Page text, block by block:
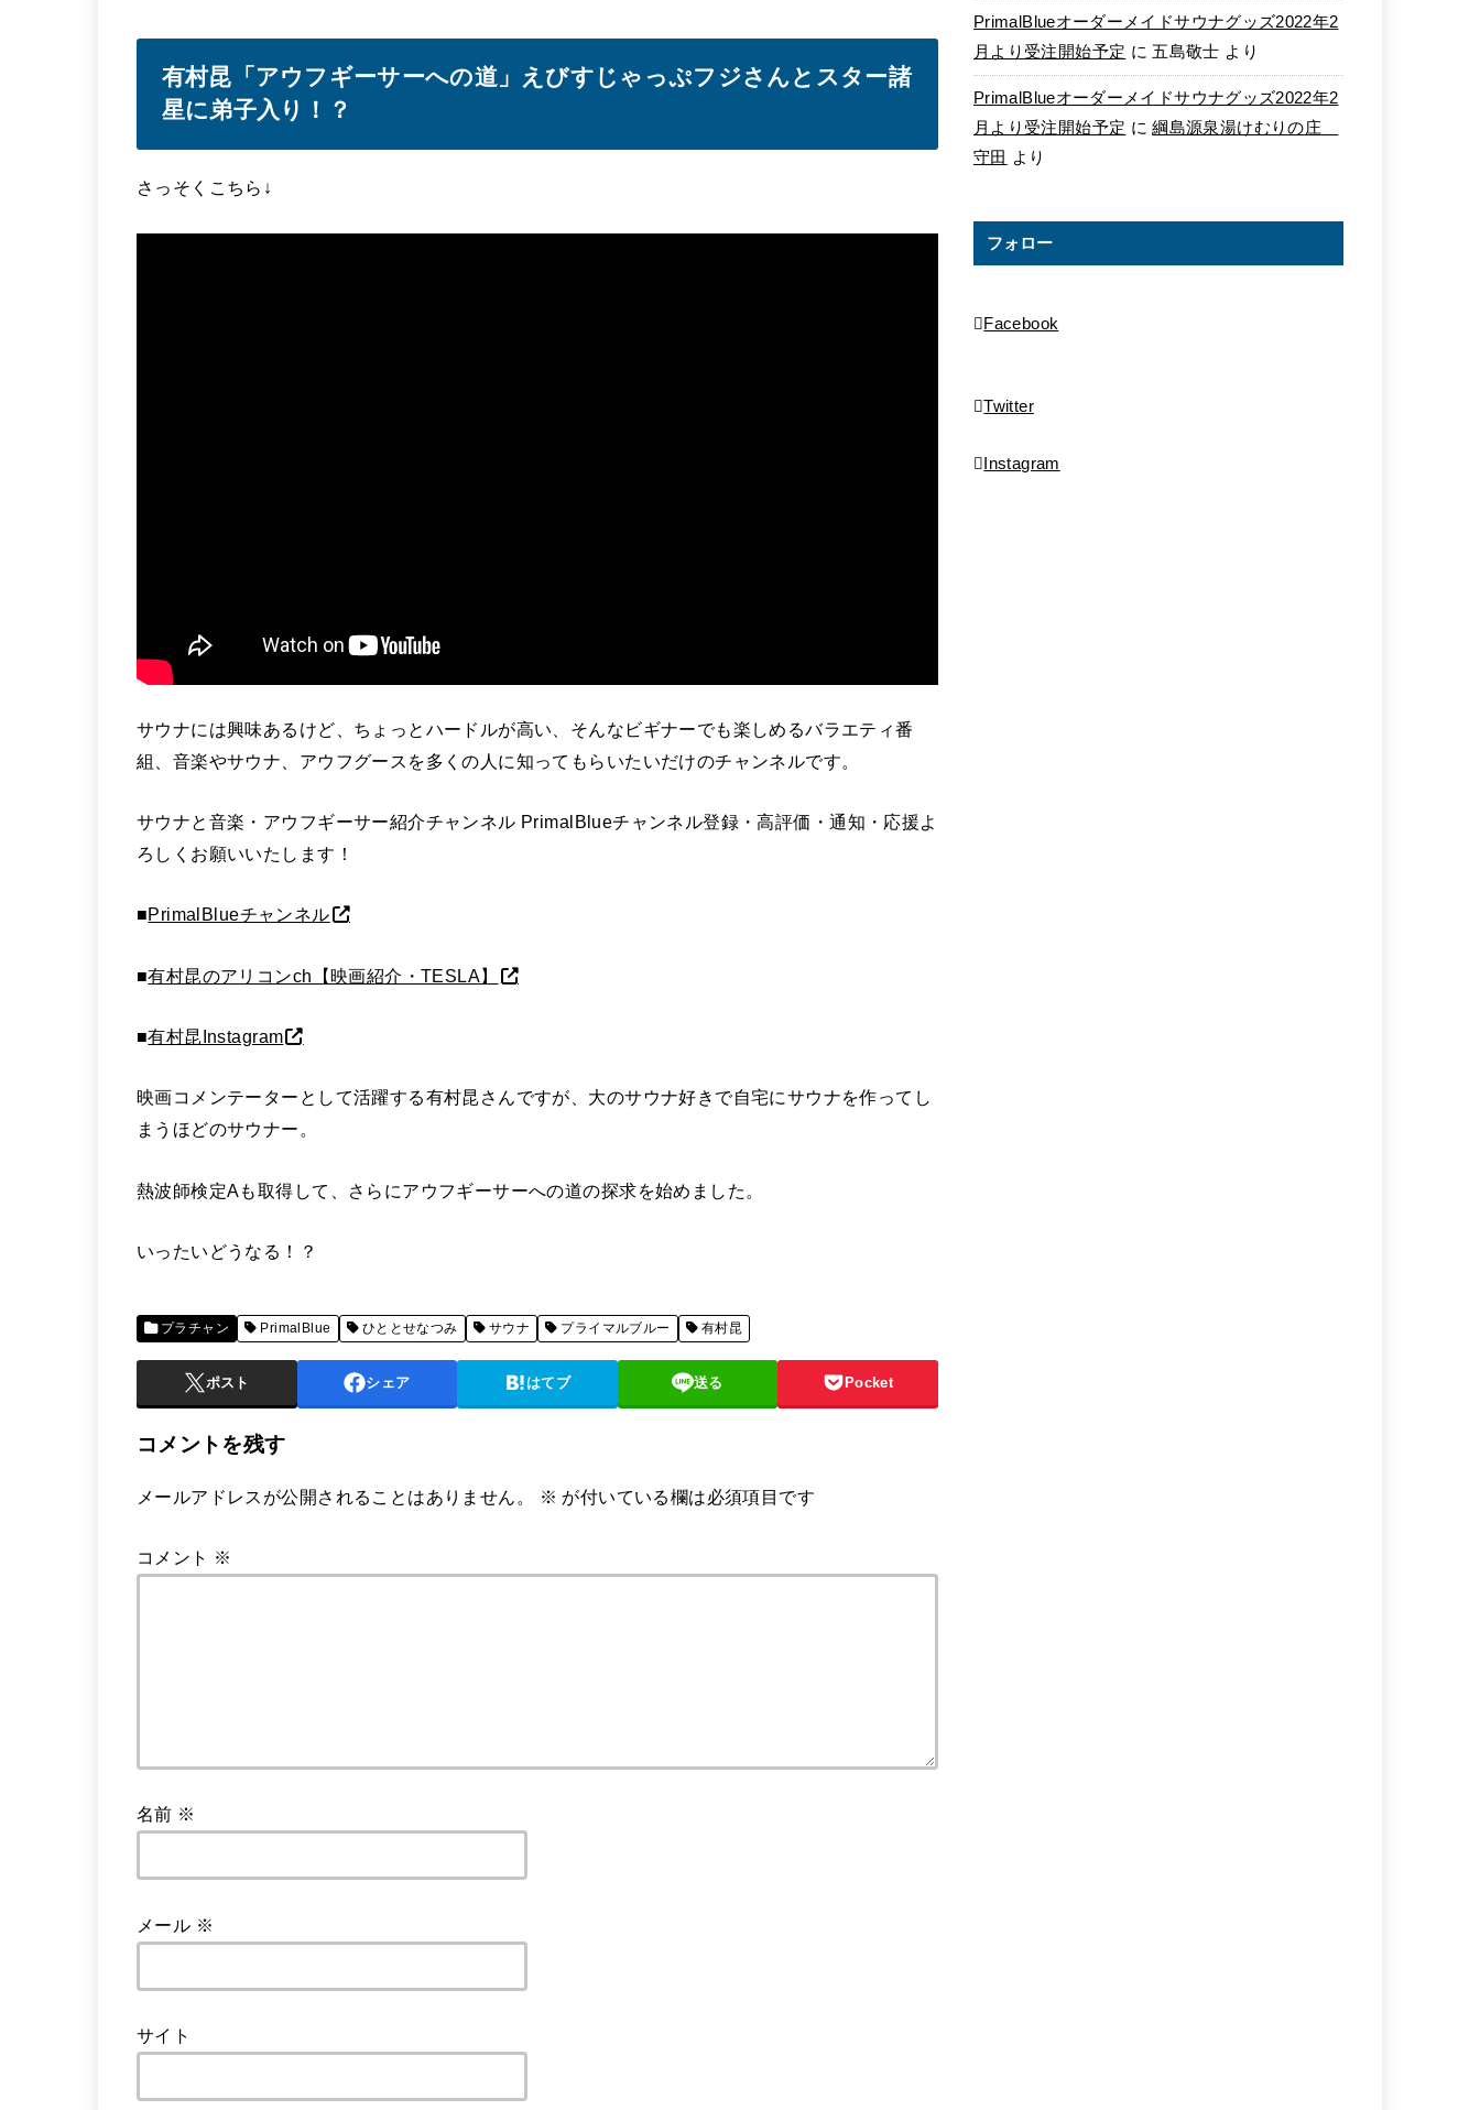
有村昆「アウフギーサーへの道」えびすじゃっぷフジさんとスター諸
星に弟子入り！？
さっそくこちら↓
サウナには興味あるけど、ちょっとハードルが高い、そんなビギナーでも楽しめるバラエティ番
組、音楽やサウナ、アウフグースを多くの人に知ってもらいたいだけのチャンネルです。
サウナと音楽・アウフギーサー紹介チャンネル PrimalBlueチャンネル登録・高評価・通知・応援よ
ろしくお願いいたします！
■PrimalBlueチャンネル
■有村昆のアリコンch【映画紹介・TESLA】
■有村昆Instagram
映画コメンテーターとして活躍する有村昆さんですが、大のサウナ好きで自宅にサウナを作ってし
まうほどのサウナー。
熱波師検定Aも取得して、さらにアウフギーサーへの道の探求を始めました。
いったいどうなる！？
プラチャン PrimalBlue ひととせなつみ サウナ プライマルブルー 有村昆
ポスト シェア はてブ 送る Pocket
コメントを残す
メールアドレスが公開されることはありません。 ※ が付いている欄は必須項目です
コメント ※
名前 ※
メール ※
サイト
PrimalBlueオーダーメイドサウナグッズ2022年2
月より受注開始予定 に 五島敬士 より
PrimalBlueオーダーメイドサウナグッズ2022年2
月より受注開始予定 に綱島源泉湯けむりの庄
守田
より
フォロー
Facebook
Twitter
Instagram